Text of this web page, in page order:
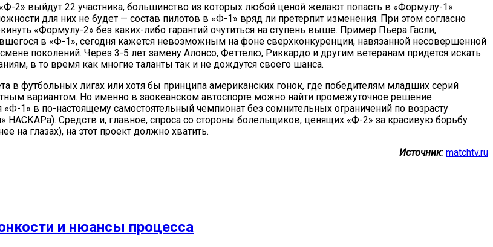
2» выйдут 22 участника, большинство из которых любой ценой желают попасть в «Формулу-1».
для них не будет — состав пилотов в «Ф-1» вряд ли претерпит изменения. При этом согласно
«Формулу-2» без каких-либо гарантий очутиться на ступень выше. Пример Пьера Гасли,
в «Ф-1», сегодня кажется невозможным на фоне сверхконкуренции, навязанной несовершенной
поколений. Через 3-5 лет замену Алонсо, Феттелю, Риккардо и другим ветеранам придется искать
в то время как многие таланты так и не дождутся своего шанса.
в футбольных лигах или хотя бы принципа американских гонок, где победителям младших серий
вариантом. Но именно в заокеанском автоспорте можно найти промежуточное решение.
1» в по-настоящему самостоятельный чемпионат без сомнительных ограничений по возрасту
НАСКАРа). Средств и, главное, спроса со стороны болельщиков, ценящих «Ф-2» за красивую борьбу
на глазах), на этот проект должно хватить.
Источник: matchtv.ru
и нюансы процесса